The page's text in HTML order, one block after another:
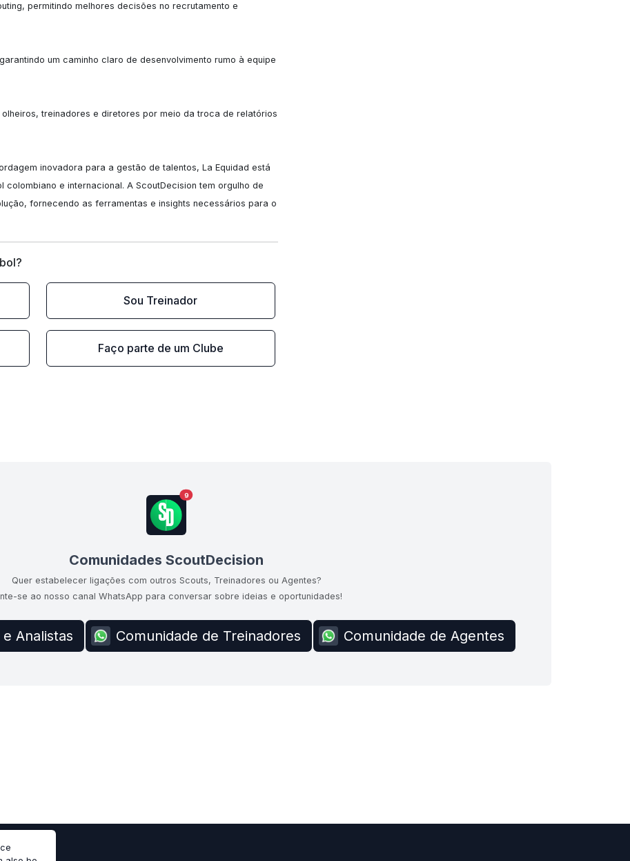
permitindo melhores decisões no recrutamento e
um caminho claro de desenvolvimento rumo à equipe
treinadores e diretores por meio da troca de relatórios
inovadora para a gestão de talentos, La Equidad está
e internacional. A ScoutDecision tem orgulho de
fornecendo as ferramentas e insights necessários para o
Sou Treinador
Faço parte de um Clube
9
Comunidades ScoutDecision
Quer estabelecer ligações com outros Scouts, Treinadores ou Agentes?
se ao nosso canal WhatsApp para conversar sobre ideias e oportunidades!
Analistas Comunidade de Treinadores Comunidade de Agentes